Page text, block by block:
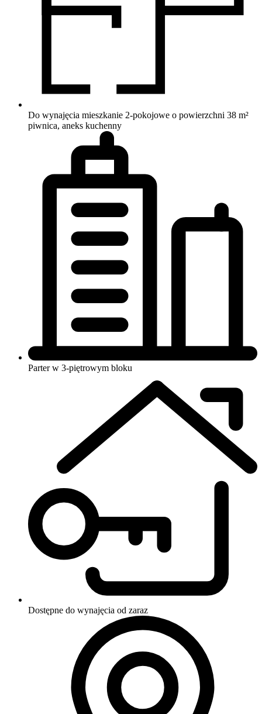
Do wynajęcia mieszkanie 2-pokojowe o powierzchni 38 m²
piwnica, aneks kuchenny
Parter w 3-piętrowym bloku
Dostępne do wynajęcia od zaraz